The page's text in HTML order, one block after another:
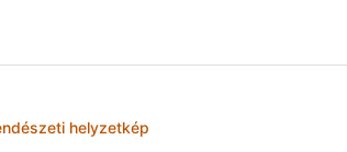
helyzetkép